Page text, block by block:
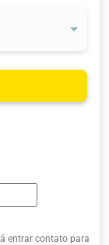
entrar contato para